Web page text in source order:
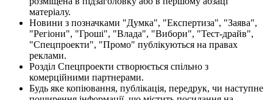
матеріалу.
Новини з позначками "Думка", "Експертиза", "Заява",
"Регіони", "Гроші", "Влада", "Вибори", "Тест-драйв",
"Спецпроекти", "Промо" публікуються на правах
реклами.
Розділ Спецпроекти створюється спільно з
комерційними партнерами.
Будь яке копіювання, публікація, передрук, чи наступне